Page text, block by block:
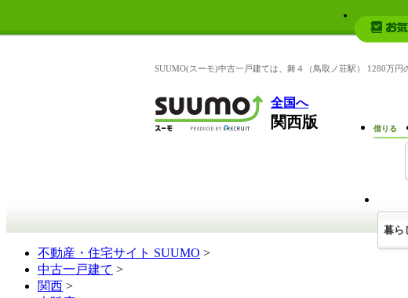
SUUMO(スーモ)中古一戸建ては、舞４（鳥取ノ荘駅） 1280万円
全国へ
関西版 借りる
暮ら
不動産・住宅サイト SUUMO >
中古一戸建て >
関西 >